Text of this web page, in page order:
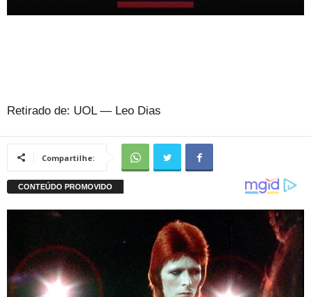
Retirado de: UOL — Leo Dias
Compartilhe: